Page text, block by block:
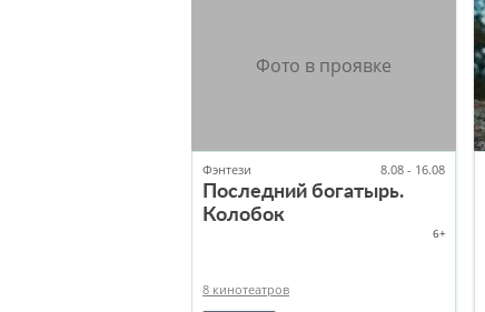
Фэнтези 8.08 - 16.08
Последний богатырь.
Колобок
6+
8 кинотеатров